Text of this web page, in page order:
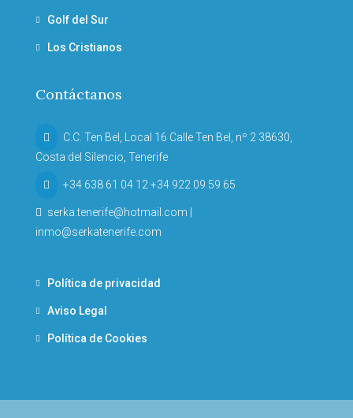
Golf del Sur
Los Cristianos
Contáctanos
C.C. Ten Bel, Local 16 Calle Ten Bel, nº 2 38630,
Costa del Silencio, Tenerife
+34 638 61 04 12 +34 922 09 59 65
serka.tenerife@hotmail.com |
inmo@serkatenerife.com
Política de privacidad
Aviso Legal
Política de Cookies